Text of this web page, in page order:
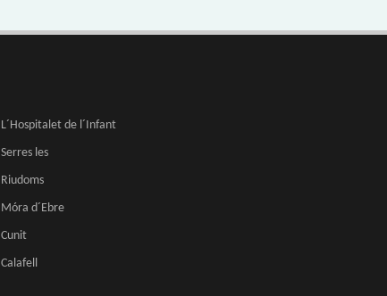
L´Hospitalet de l´Infant
Serres les
Riudoms
Móra d´Ebre
Cunit
Calafell